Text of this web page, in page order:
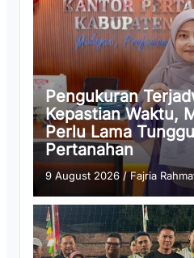
Pengukuran
Kepastian Waktu,
Perlu Lama
Pertanahan
9 August 2026 /Fajria